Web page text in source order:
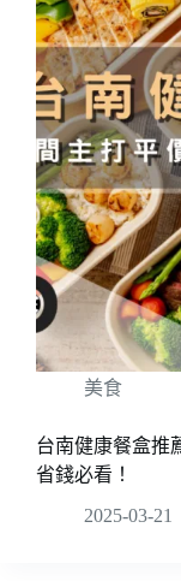
美食
台南健康餐盒推
省錢必看！
2025-03-21